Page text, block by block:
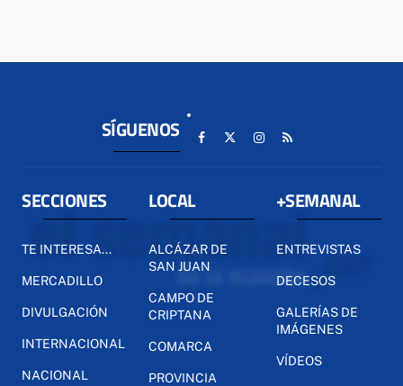
SÍGUENOS
SECCIONES
TE INTERESA...
MERCADILLO
DIVULGACIÓN
INTERNACIONAL
NACIONAL
LOCAL
ALCÁZAR DE
SAN JUAN
CAMPO DE
CRIPTANA
COMARCA
PROVINCIA
+SEMANAL
ENTREVISTAS
DECESOS
GALERÍAS DE
IMÁGENES
VÍDEOS